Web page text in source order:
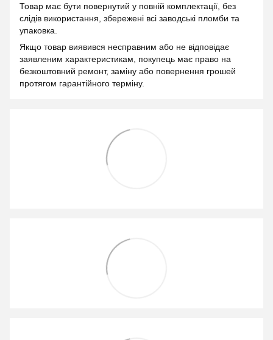
Товар має бути повернутий у повній комплектації, без
слідів використання, збережені всі заводські пломби та
упаковка.
Якщо товар виявився несправним або не відповідає
заявленим характеристикам, покупець має право на
безкоштовний ремонт, заміну або повернення грошей
протягом гарантійного терміну.